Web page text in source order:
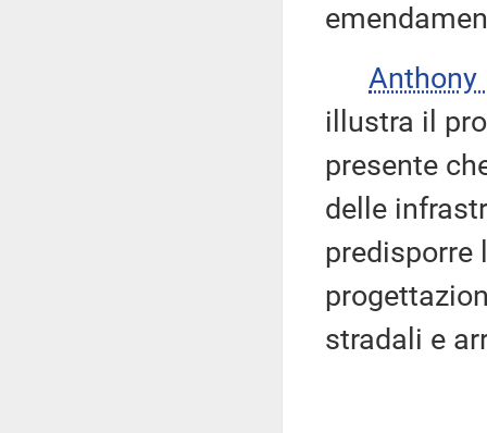
Anthony
illustra il
presente
delle
predisporre
stradali e